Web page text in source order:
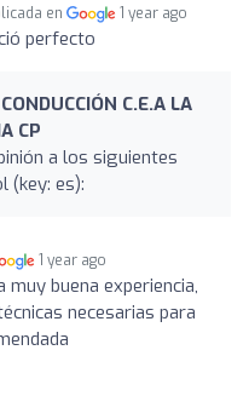
en 1 year ago
perfecto
C.E.A LA
CP
a los siguientes
(key: es):
1 year ago
muy buena experiencia,
necesarias para